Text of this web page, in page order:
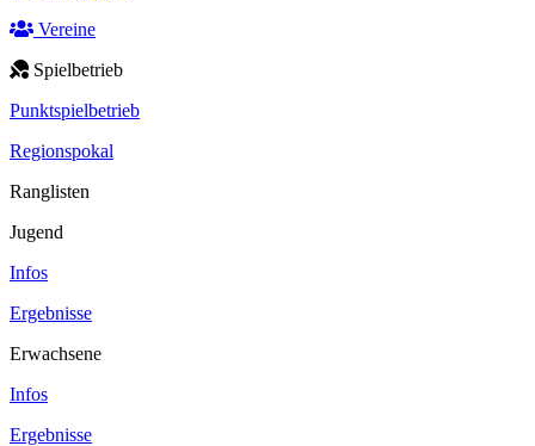
Vereine
Spielbetrieb
Punktspielbetrieb
Regionspokal
Ranglisten
Jugend
Infos
Ergebnisse
Erwachsene
Infos
Ergebnisse